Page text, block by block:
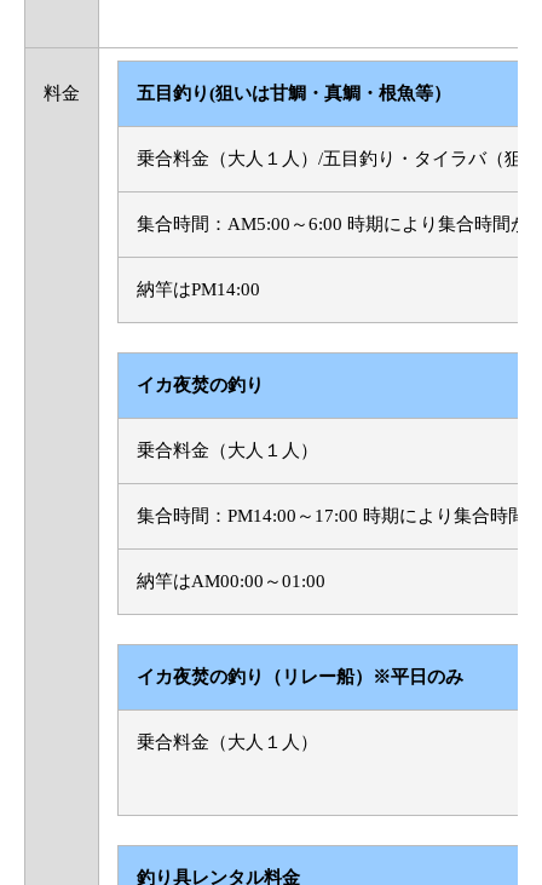
料金 五目釣り(狙いは甘鯛・真鯛・根魚等）
乗合料金（大人１人）/五目釣り・タイラバ（狙
集合時間：AM5:00～6:00 時期により集合時間が
納竿はPM14:00
イカ夜焚の釣り
乗合料金（大人１人）
集合時間：PM14:00～17:00 時期により集合時間
納竿はAM00:00～01:00
イカ夜焚の釣り（リレー船）※平日のみ
乗合料金（大人１人）
釣り具レンタル料金